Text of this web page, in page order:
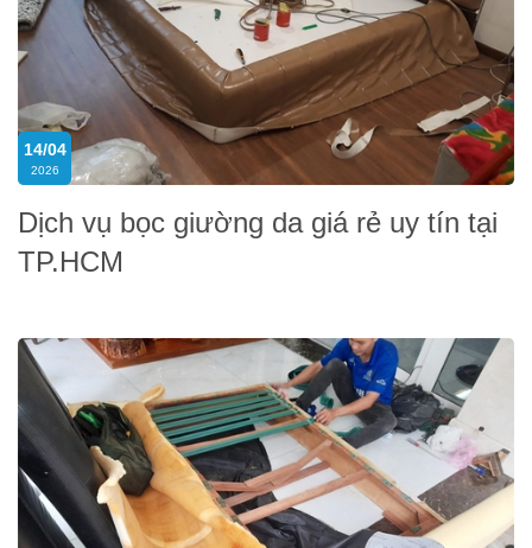
14/04
2026
Dịch vụ bọc giường da giá rẻ uy tín tại
TP.HCM